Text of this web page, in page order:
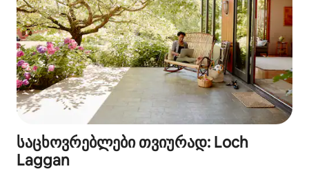
საცხოვრებლები თვიურად: Loch
Laggan